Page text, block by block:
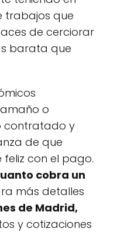
trabajos que
de cerciorar
barata que
o
contratado y
de que
con el pago.
cobra un
más detalles
de Madrid,
y cotizaciones